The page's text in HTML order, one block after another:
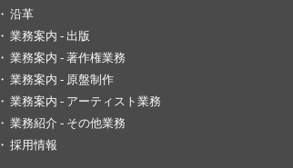
沿革
業務案内 - 出版
業務案内 - 著作権業務
業務案内 - 原盤制作
業務案内 - アーティスト業務
業務紹介 - その他業務
採用情報